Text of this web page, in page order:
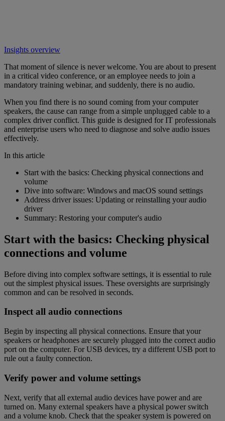
Insights overview
That moment of silence is never welcome. You are about to present
in a critical video conference, or an employee needs to join a
mandatory training webinar, and suddenly, there is no audio.
When you find there is no sound coming from your computer
speakers, the cause can range from a simple unplugged cable to a
complex driver conflict. This guide is designed for IT professionals
and enterprise users who need to diagnose and solve audio issues
effectively.
In this article
Start with the basics: Checking physical connections and
volume
Dive into software: Windows and macOS sound settings
Address driver issues: Updating or reinstalling your audio
driver
Summary: Restoring your computer's audio
Start with the basics: Checking physical
connections and volume
Before diving into complex software settings, it is essential to rule
out the simplest physical issues. These oversights are surprisingly
common and can be resolved in seconds.
Inspect all audio connections
Begin by inspecting all physical connections. Ensure that your
speakers or headphones are securely plugged into the correct audio
port on the computer. For USB devices, try a different USB port to
rule out a faulty connection.
Verify power and volume settings
Next, verify that all external audio devices have power and are
turned on. Many external speakers have a physical power switch
and a volume knob. Check that the speaker system is powered on